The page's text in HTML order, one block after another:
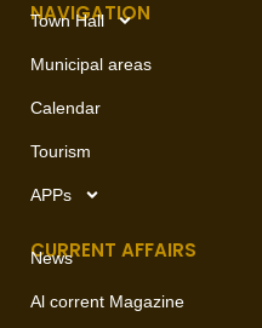
NAVIGATION
Town Hall
Municipal areas
Calendar
Tourism
APPs
CURRENT AFFAIRS
News
Al corrent Magazine